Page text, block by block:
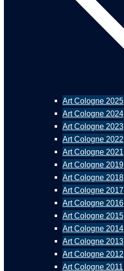
Art Cologne 2025
Art Cologne 2024
Art Cologne 2023
Art Cologne 2022
Art Cologne 2021
Art Cologne 2019
Art Cologne 2018
Art Cologne 2017
Art Cologne 2016
Art Cologne 2015
Art Cologne 2014
Art Cologne 2013
Art Cologne 2012
Art Cologne 2011